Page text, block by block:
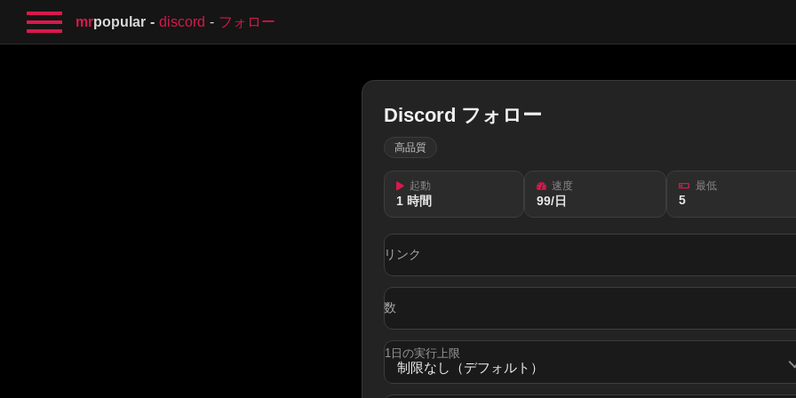
mrpopular discord フォロー
Discord フォロー
高品質
起動
1 時間
速度
99/日
最低
5
リンク
数
1日の実行上限